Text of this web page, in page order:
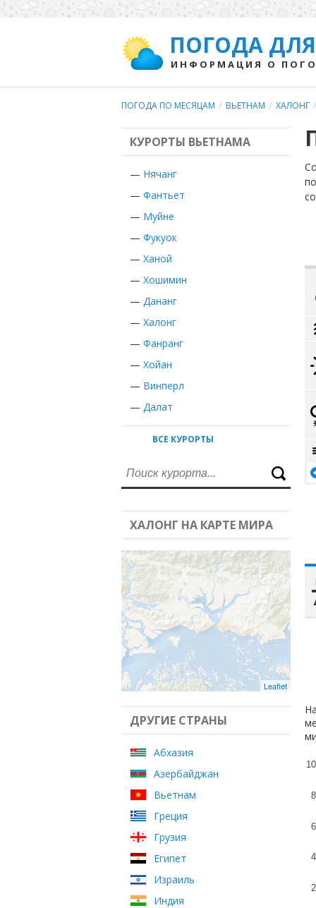
ПОГОДА
ИНФОРМАЦИЯ О
ПОГОДА ПО МЕСЯЦАМ / ВЬЕТНАМ / ХАЛОНГ /
КУРОРТЫ ВЬЕТНАМА
— Нячанг
— Фантьет
— Муйне
— Фукуок
— Ханой
— Хошимин
— Дананг
— Халонг
— Фанранг
— Хойан
— Винперл
— Далат
ВСЕ КУРОРТЫ
ХАЛОНГ НА КАРТЕ МИРА
Leaflet
ДРУГИЕ СТРАНЫ
Абхазия
Азербайджан
Вьетнам
Греция
Грузия
Египет
Израиль
Индия